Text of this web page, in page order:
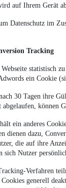
auf Ihrem Gerät
Datenschutz im
Tracking
statistisch
ein Cookie
30 Tagen ihre
können
ein anderes
dienen dazu,
die auf ihre
Nutzer
Verfahren
Cookies generell